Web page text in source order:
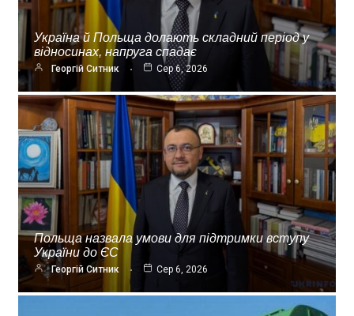
Україна й Польща долають складний період у
відносинах, напруга спадає
Георгій Ситник Сер 6, 2026
Польща назвала умови для підтримки вступу
України до ЄС
Георгій Ситник Сер 6, 2026